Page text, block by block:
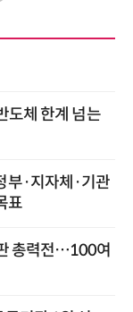
도체 한계 넘는
부·지자체·기관
표
총력전…100여